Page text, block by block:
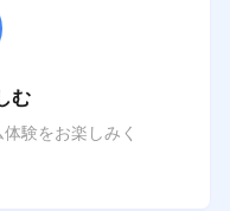
む
験をお楽しみく